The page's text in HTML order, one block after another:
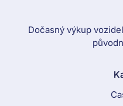
Dočasný výkup